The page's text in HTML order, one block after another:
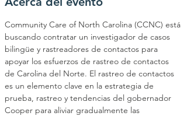
Community Care of North Carolina (CCNC) está
buscando contratar un investigador de casos
bilingüe y rastreadores de contactos para
apoyar los esfuerzos de rastreo de contactos
de Carolina del Norte. El rastreo de contactos
es un elemento clave en la estrategia de
prueba, rastreo y tendencias del gobernador
Cooper para aliviar gradualmente las